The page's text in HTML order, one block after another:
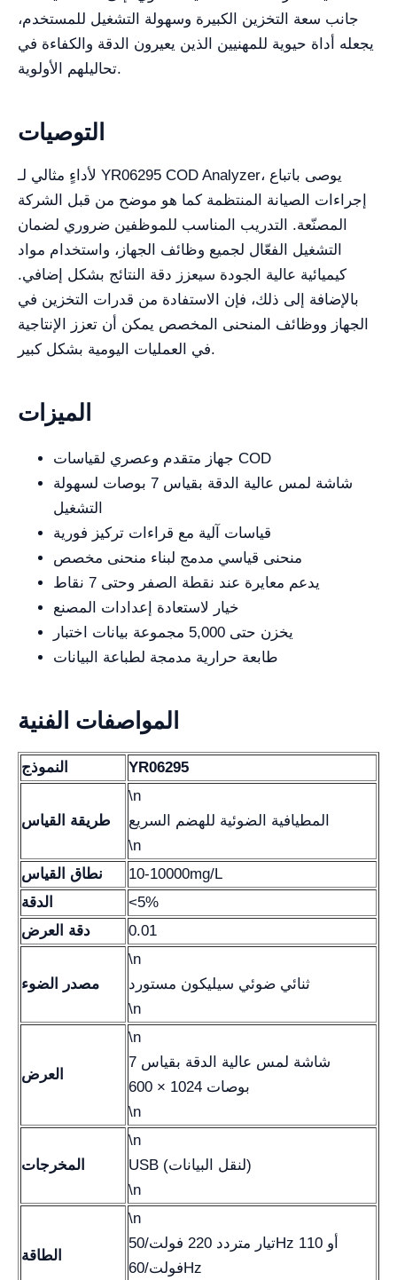
جانب سعة التخزين الكبيرة وسهولة التشغيل للمستخدم،
يجعله أداة حيوية للمهنيين الذين يعيرون الدقة والكفاءة في
تحاليلهم الأولوية.
التوصيات
لأداءٍ مثالي لـ YR06295 COD Analyzer، يوصى باتباع
إجراءات الصيانة المنتظمة كما هو موضح من قبل الشركة
المصنّعة. التدريب المناسب للموظفين ضروري لضمان
التشغيل الفعّال لجميع وظائف الجهاز، واستخدام مواد
كيميائية عالية الجودة سيعزز دقة النتائج بشكل إضافي.
بالإضافة إلى ذلك، فإن الاستفادة من قدرات التخزين في
الجهاز ووظائف المنحنى المخصص يمكن أن تعزز الإنتاجية
في العمليات اليومية بشكل كبير.
الميزات
جهاز متقدم وعصري لقياسات COD
شاشة لمس عالية الدقة بقياس 7 بوصات لسهولة
التشغيل
قياسات آلية مع قراءات تركيز فورية
منحنى قياسي مدمج لبناء منحنى مخصص
يدعم معايرة عند نقطة الصفر وحتى 7 نقاط
خيار لاستعادة إعدادات المصنع
يخزن حتى 5,000 مجموعة بيانات اختبار
طابعة حرارية مدمجة لطباعة البيانات
المواصفات الفنية
النموذج YR06295
طريقة القياس
\n
المطيافية الضوئية للهضم السريع
\n
نطاق القياس
10-10000mg/L
الدقة
<5%
دقة العرض
0.01
مصدر الضوء
\n
ثنائي ضوئي سيليكون مستورد
\n
العرض
\n
شاشة لمس عالية الدقة بقياس 7
بوصات 1024 × 600
\n
المخرجات
\n
USB (لنقل البيانات)
\n
الطاقة
\n
تيار متردد 220 فولت/50Hz أو 110
فولت/60Hz